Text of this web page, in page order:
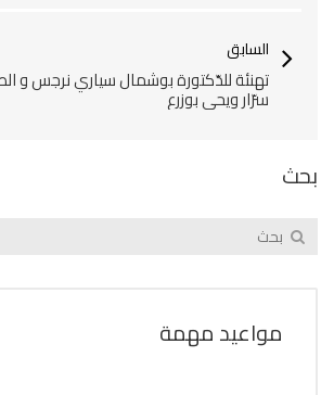
السابق
تهنئة للدّكتورة بوشمال سياري نرجس و
سرّار ويحي بوزرع
بحث
مواعيد مهمة